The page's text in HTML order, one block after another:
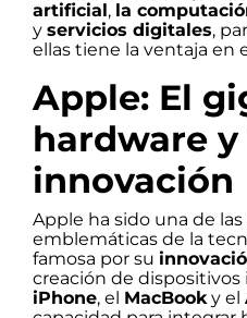
artificial, la
y servicios digitales,
ellas tiene la ventaja en
Apple: El
hardware y
innovación
Apple ha sido una de
emblemáticas de la
famosa por su
creación de dispositivos
iPhone, el MacBooky el